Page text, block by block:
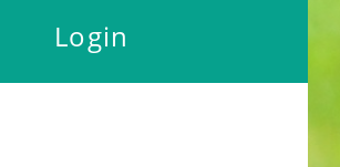
Login